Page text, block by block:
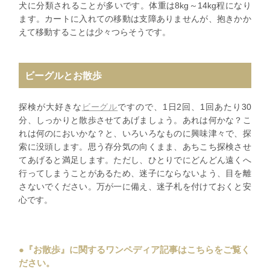
犬に分類されることが多いです。体重は8kg～14kg程になり
ます。カートに入れての移動は支障ありませんが、抱きかか
えて移動することは少々つらそうです。
ビーグルとお散歩
探検が大好きな ビーグルですので、1日2回、1回あたり30
分、しっかりと散歩させてあげましょう。あれは何かな？こ
れは何のにおいかな？と、いろいろなものに興味津々で、探
索に没頭します。思う存分気の向くまま、あちこち探検させ
てあげると満足します。ただし、ひとりでにどんどん遠くへ
行ってしまうことがあるため、迷子にならないよう、目を離
さないでください。万が一に備え、迷子札を付けておくと安
心です。
●『お散歩』に関するワンペディア記事はこちらをご覧く
ださい。